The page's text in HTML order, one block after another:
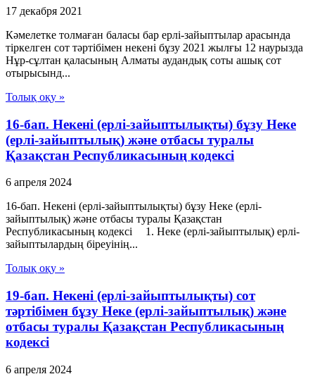
17 декабря 2021
Кәмелетке толмаған баласы бар ерлі-зайыптылар арасында
тіркелген сот тәртібімен некені бұзу 2021 жылғы 12 наурызда
Нұр-сұлтан қаласының Алматы аудандық соты ашық сот
отырысынд...
Толық оқу »
16-бап. Некені (ерлі-зайыптылықты) бұзу Неке
(ерлі-зайыптылық) және отбасы туралы
Қазақстан Республикасының кодексі
6 апреля 2024
16-бап. Некені (ерлі-зайыптылықты) бұзу Неке (ерлі-
зайыптылық) және отбасы туралы Қазақстан
Республикасының кодексі 1. Неке (ерлі-зайыптылық) ерлі-
зайыптылардың біреуінің...
Толық оқу »
19-бап. Некені (ерлі-зайыптылықты) сот
тәртібімен бұзу Неке (ерлі-зайыптылық) және
отбасы туралы Қазақстан Республикасының
кодексі
6 апреля 2024